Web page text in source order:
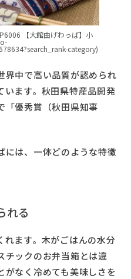
【大館曲げわっぱ】小
category)
界中で高い品質が認められ
います。秋田県特産品開発
「優秀賞（秋田県知事
には、一体どのような特徴
れる
れます。木がごはんの水分
チックのお弁当箱とは違
がなく冷めても美味しさを